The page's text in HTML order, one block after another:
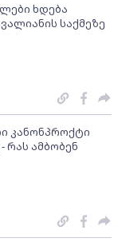
ხდება
საქმეზე
კანონპროქტი
რას ამბობენ